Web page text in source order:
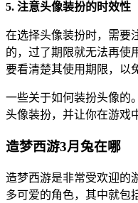
5. 注意头像装扮的时效性
在选择头像装扮时，需要
的，过了期限就无法再使
要看清楚其使用期限，以
一些关于如何装扮头像的
头像装扮，并让你在游戏
造梦西游3月兔在哪
造梦西游是非常受欢迎的
多可爱的角色，其中就包